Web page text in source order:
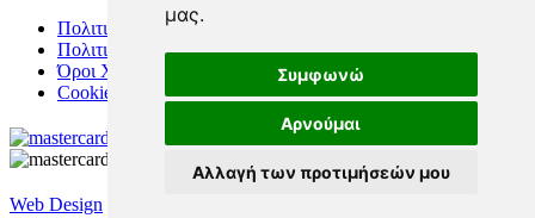
μας.
Συμφωνώ
Αρνούμαι
Αλλαγή των προτιμήσεών μου
Πολιτική Απορρήτου
Πολιτική Cookies
Όροι Χρήσης
Cookies preferences
Web Design